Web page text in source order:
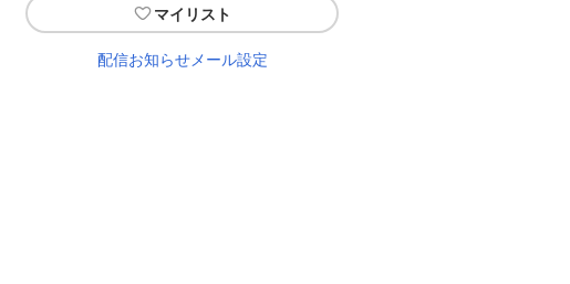
マイリスト
配信お知らせメール設定